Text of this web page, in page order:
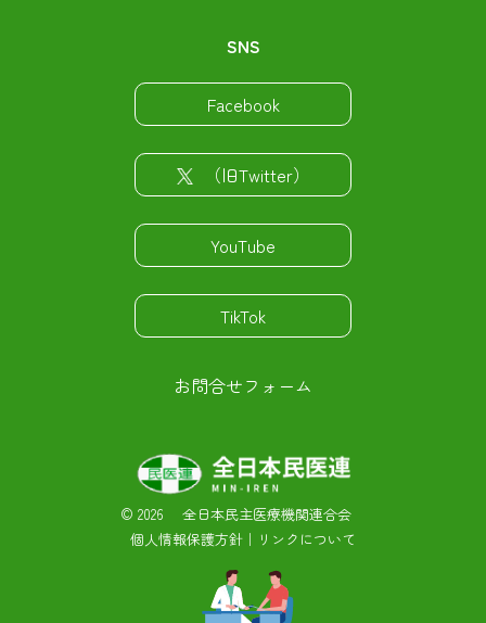
SNS
Facebook
（旧Twitter）
YouTube
TikTok
お問合せフォーム
© 2026 全日本民主医療機関連合会
個人情報保護方針 ｜ リンクについて